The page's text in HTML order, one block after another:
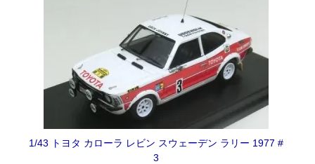
1/43 トヨタ カローラ レビン スウェーデン ラリー 1977 #
3